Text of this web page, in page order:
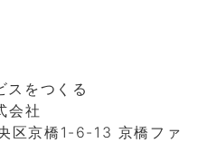
をつくる
社
京橋1-6-13 京橋ファ